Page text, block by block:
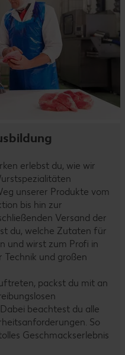
erlebst du, wie wir
unserer Produkte vom
bis hin zur
Versand der
du, welche Zutaten für
und wirst zum Profi in
und großen
packst du mit an
beachtest du alle
So
Geschmackserlebnis